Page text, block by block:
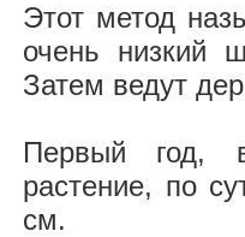
Этот метод
очень низкий
Затем ведут
Первый год,
растение, по
см.